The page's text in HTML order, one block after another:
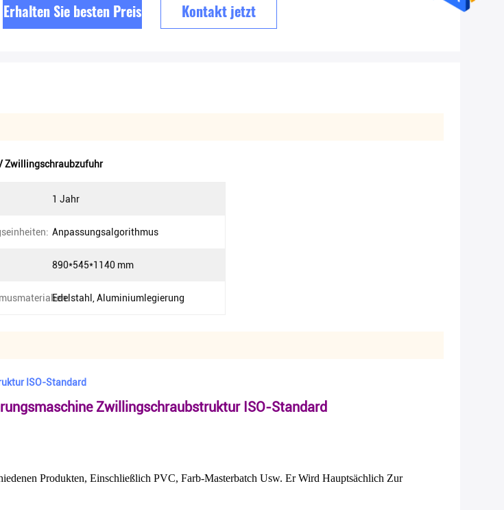
Erhalten Sie besten Preis Kontakt jetzt
Zwillingschraubzufuhr
1 Jahr
Anpassungsalgorithmus
890*545*1140 mm
Edelstahl, Aluminiumlegierung
ISO-Standard
Zwillingschraubstruktur ISO-Standard
Produkten, Einschließlich PVC, Farb-Masterbatch Usw. Er Wird Hauptsächlich Zur